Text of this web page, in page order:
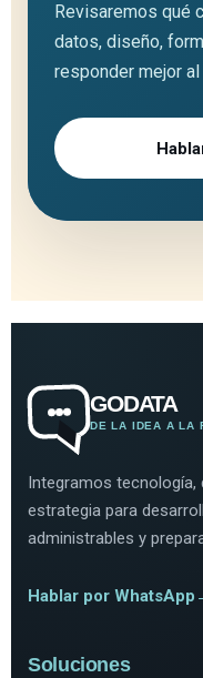
Revisaremos qué
datos, diseño,
responder mejor
GODATA
DE LA IDEA A LA
Integramos
estrategia para
administrables y
Hablar por WhatsApp
Soluciones